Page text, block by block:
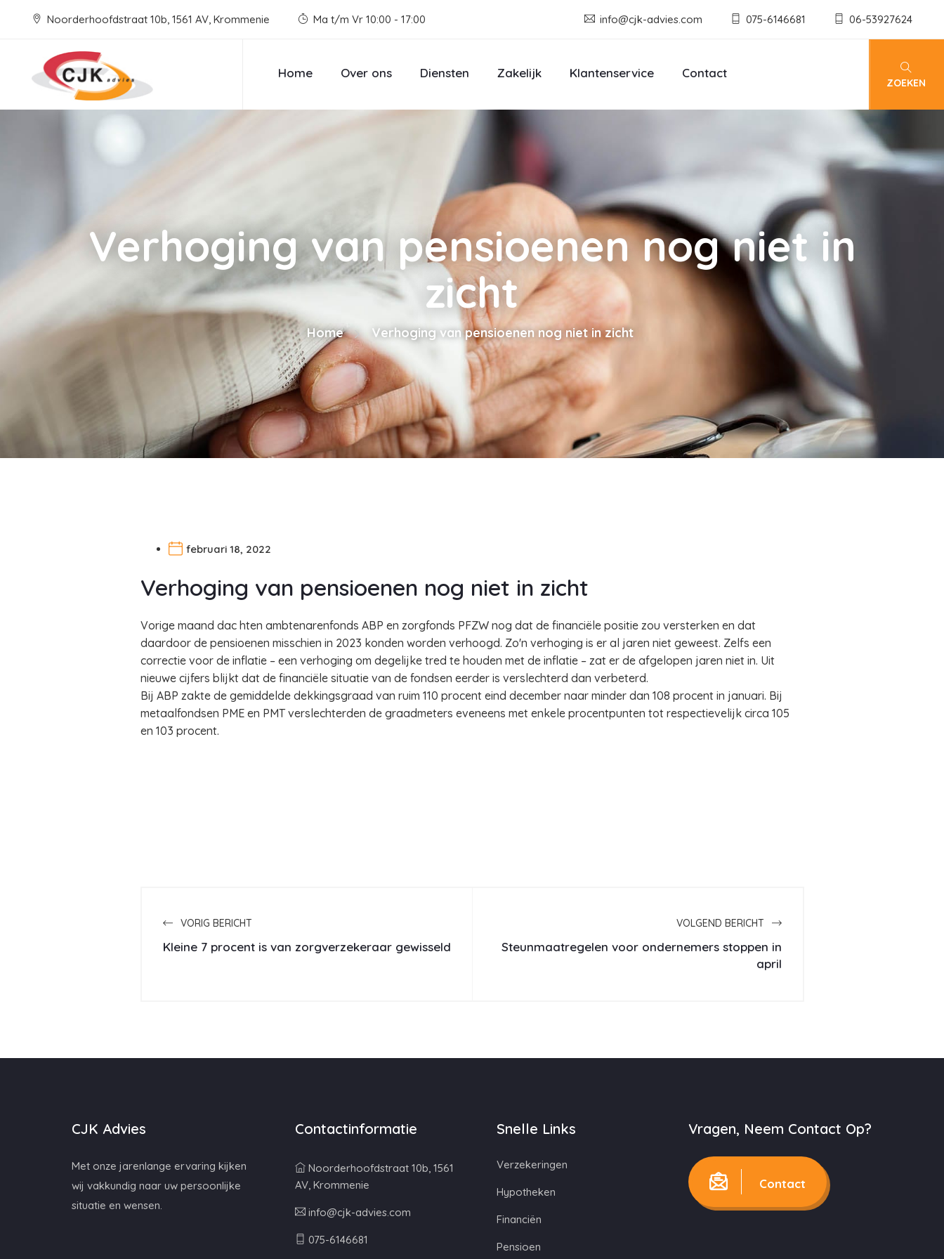
Noorderhoofdstraat 10b, 1561 AV, Krommenie Ma t/m Vr 10:00 - 17:00 info@cjk-advies.com 075-6146681 06-53927624
Home Over ons Diensten Zakelijk Klantenservice Contact
ZOEKEN
Verhoging van pensioenen nog niet in
zicht
Home Verhoging van pensioenen nog niet in zicht
februari 18, 2022
Verhoging van pensioenen nog niet in zicht
Vorige maand dac hten ambtenarenfonds ABP en zorgfonds PFZW nog dat de financiële positie zou versterken en dat
daardoor de pensioenen misschien in 2023 konden worden verhoogd. Zo'n verhoging is er al jaren niet geweest. Zelfs een
correctie voor de inflatie – een verhoging om degelijke tred te houden met de inflatie – zat er de afgelopen jaren niet in. Uit
nieuwe cijfers blijkt dat de financiële situatie van de fondsen eerder is verslechterd dan verbeterd.
Bij ABP zakte de gemiddelde dekkingsgraad van ruim 110 procent eind december naar minder dan 108 procent in januari. Bij
metaalfondsen PME en PMT verslechterden de graadmeters eveneens met enkele procentpunten tot respectievelijk circa 105
en 103 procent.
VORIG BERICHT
Kleine 7 procent is van zorgverzekeraar gewisseld
VOLGEND BERICHT
Steunmaatregelen voor ondernemers stoppen in
april
CJK Advies
Met onze jarenlange ervaring kijken
wij vakkundig naar uw persoonlijke
situatie en wensen.
Contactinformatie
Noorderhoofdstraat 10b, 1561
AV, Krommenie
info@cjk-advies.com
075-6146681
Snelle Links
Verzekeringen
Hypotheken
Financiën
Pensioen
Vragen, Neem Contact Op?
Contact